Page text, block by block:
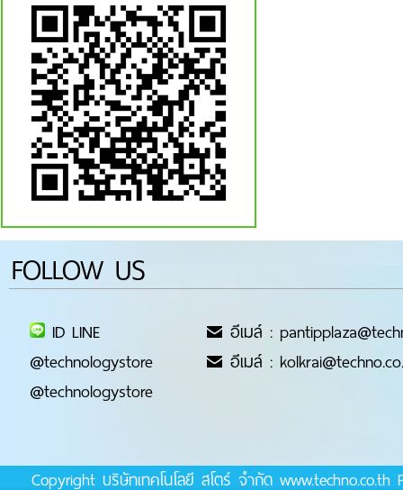
FOLLOW US
ID LINE
@technologystore
@technologystore
อีเมล์ :
อีเมล์ :
Copyright บริษัทเทคโนโลยี สโตร์ จำกัด